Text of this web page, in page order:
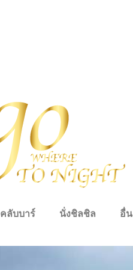
คลับบาร์ นั่งชิลชิล อื่